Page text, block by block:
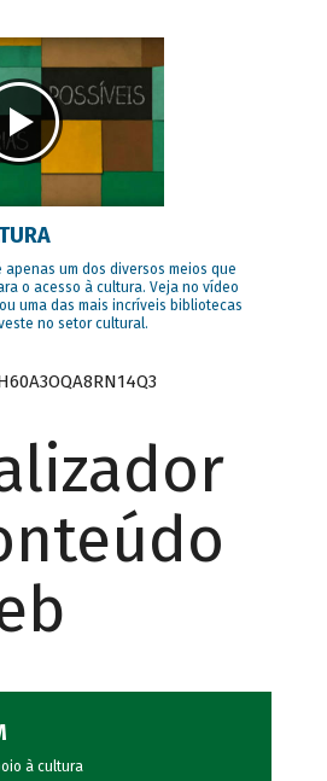
apenas um dos diversos meios que
o acesso à cultura. Veja no vídeo
uma das mais incríveis bibliotecas
no setor cultural.
à cultura